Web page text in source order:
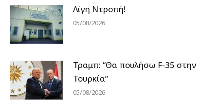
Λίγη Ντροπή!
05/08/2026
Τραμπ: “Θα πουλήσω F-35 στην
Τουρκία”
05/08/2026